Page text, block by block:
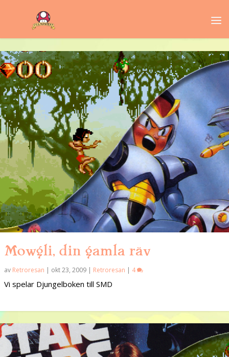
Mowgli, din gamla räv
av Retroresan | okt 23, 2009 | Retroresan | 4
Vi spelar Djungelboken till SMD